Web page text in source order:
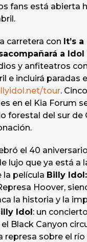
fans está abierta
carretera con It’s
acompañará a Idol
y anfiteatros
e incluirá paradas
tour.
en el Kia Forum
forestal del sur de
el 40
lujo que ya está
la película Billy
Hoover,
la historia y la
Idol : un
Black Canyon
represa sobre el